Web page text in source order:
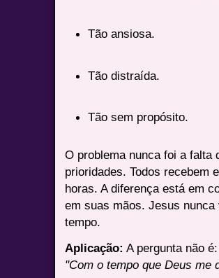
Tão ansiosa.
Tão distraída.
Tão sem propósito.
O problema nunca foi a falta
prioridades. Todos recebem
horas. A diferença está em
em suas mãos. Jesus
tempo.
Aplicação: A pergunta não é:
"Com o tempo que Deus me